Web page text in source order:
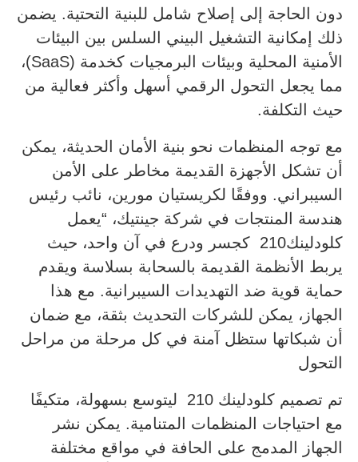
دون الحاجة إلى إصلاح شامل للبنية التحتية. يضمن
ذلك إمكانية التشغيل البيني السلس بين البيئات
الأمنية المحلية وبيئات البرمجيات كخدمة (SaaS)،
مما يجعل التحول الرقمي أسهل وأكثر فعالية من
حيث التكلفة.
مع توجه المنظمات نحو بنية الأمان الحديثة، يمكن
أن تشكل الأجهزة القديمة مخاطر على الأمن
السيبراني. ووفقًا لكريستيان مورين، نائب رئيس
هندسة المنتجات في شركة جينتيك، “يعمل
كلودلينك210 كجسر ودرع في آن واحد، حيث
يربط الأنظمة القديمة بالسحابة بسلاسة ويقدم
حماية قوية ضد التهديدات السيبرانية. مع هذا
الجهاز، يمكن للشركات التحديث بثقة، مع ضمان
أن شبكاتها ستظل آمنة في كل مرحلة من مراحل
التحول
تم تصميم كلودلينك 210 ليتوسع بسهولة، متكيفًا
مع احتياجات المنظمات المتنامية. يمكن نشر
الجهاز المدمج على الحافة في مواقع مختلفة